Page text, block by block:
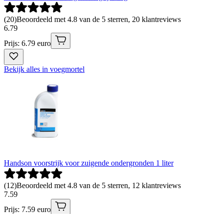
(20)Beoordeeld met 4.8 van de 5 sterren, 20 klantreviews
6.79
Prijs: 6.79 euro
Bekijk alles in voegmortel
Handson voorstrijk voor zuigende ondergronden 1 liter
(12)Beoordeeld met 4.8 van de 5 sterren, 12 klantreviews
7.59
Prijs: 7.59 euro